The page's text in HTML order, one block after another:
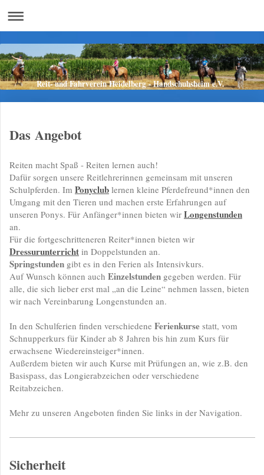
Reit- und Fahrverein Heidelberg - Handschuhsheim e.V.
Das Angebot
Reiten macht Spaß - Reiten lernen auch!
Dafür sorgen unsere Reitlehrerinnen gemeinsam mit unseren
Schulpferden. Im Ponyclub lernen kleine Pferdefreund*innen den
Umgang mit den Tieren und machen erste Erfahrungen auf
unseren Ponys. Für Anfänger*innen bieten wir Longenstunden
an.
Für die fortgeschritteneren Reiter*innen bieten wir
Dressurunterricht in Doppelstunden an.
Springstunden gibt es in den Ferien als Intensivkurs.
Auf Wunsch können auch Einzelstunden gegeben werden. Für
alle, die sich lieber erst mal „an die Leine“ nehmen lassen, bieten
wir nach Vereinbarung Longenstunden an.
In den Schulferien finden verschiedene Ferienkurse statt, vom
Schnupperkurs für Kinder ab 8 Jahren bis hin zum Kurs für
erwachsene Wiedereinsteiger*innen.
Außerdem bieten wir auch Kurse mit Prüfungen an, wie z.B. den
Basispass, das Longierabzeichen oder verschiedene
Reitabzeichen.
Mehr zu unseren Angeboten finden Sie links in der Navigation.
Sicherheit